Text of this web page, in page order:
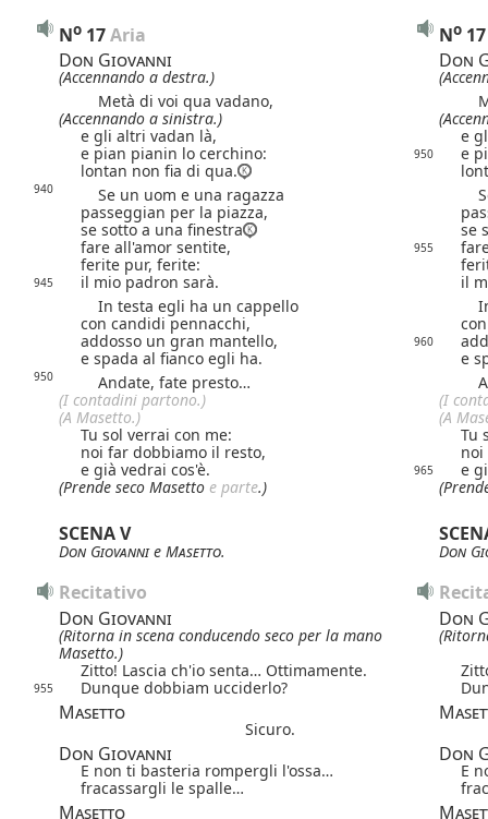
No 17 Aria No 17
Don Giovanni
Don
(Accennando a destra.)
Metà di voi qua vadano,
(Accennando a sinistra.)
e gli altri vadan là,
e
e pian pianin lo cerchino:
950
e
lontan non fia di qua.
940 Se un uom e una ragazza
passeggian per la piazza,
se sotto a una finestra
se
fare all'amor sentite,
955
ferite pur, ferite:
945 il mio padron sarà.
il
In testa egli ha un cappello
con candidi pennacchi,
addosso un gran mantello,
960
e spada al fianco egli ha.
e
950 Andate, fate presto…
(I contadini partono.)
(I
(A Masetto.)
(A
Tu sol verrai con me:
Tu
noi far dobbiamo il resto,
noi
e già vedrai cos'è.
965
e
(Prende seco Masetto e parte.)
SCENA V
Don Giovannie Masetto. Don
Recitativo
Don Giovanni
Don
(Ritorna in scena conducendo seco per la mano
Masetto.)
Zitto! Lascia ch'io senta… Ottimamente.
955 Dunque dobbiam ucciderlo?
Masetto
Sicuro.
Don Giovanni Don
E non ti basteria rompergli l'ossa…
E
fracassargli le spalle…
Masetto